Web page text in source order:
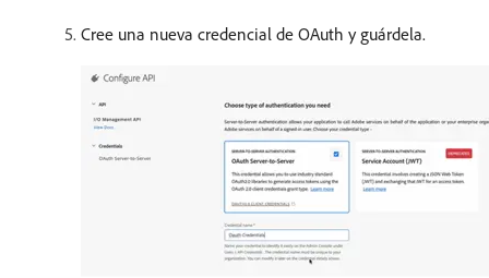
Cree una nueva credencial de OAuth y guárdela.